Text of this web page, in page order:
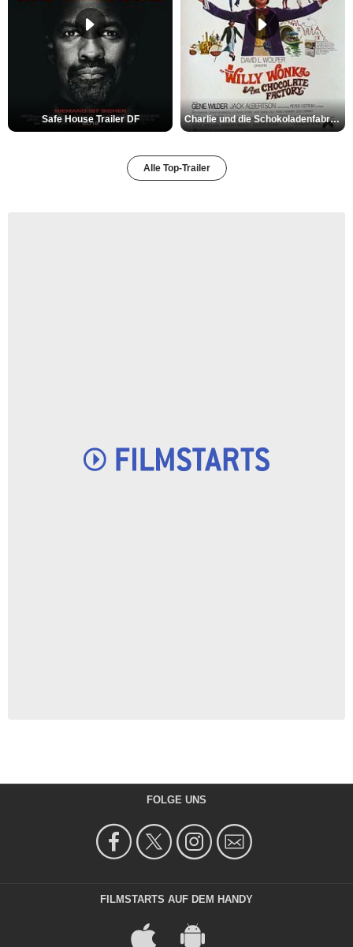
Safe House Trailer DF Charlie und die Schokoladenfabrik Trailer OV
Alle Top-Trailer
FOLGE UNS
FILMSTARTS AUF DEM HANDY